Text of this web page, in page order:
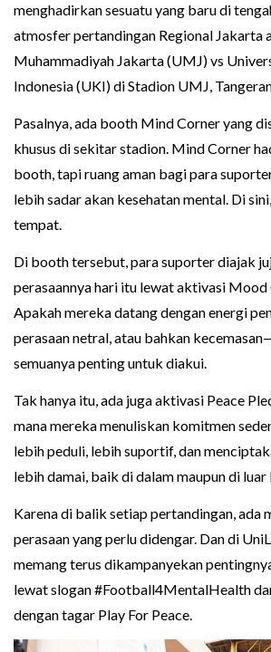
menghadirkan sesuatu yang baru di
atmosfer pertandingan Regional Jakarta
Muhammadiyah Jakarta (UMJ) vs
Indonesia (UKI) di Stadion UMJ,
Pasalnya, ada booth Mind Corner yang
khusus di sekitar stadion. Mind Corner
booth, tapi ruang aman bagi para
lebih sadar akan kesehatan mental. Di
tempat.
Di booth tersebut, para suporter diajak
perasaannya hari itu lewat aktivasi Mood
Apakah mereka datang dengan energi
perasaan netral, atau bahkan
semuanya penting untuk diakui.
Tak hanya itu, ada juga aktivasi Peace
mana mereka menuliskan komitmen
lebih peduli, lebih suportif, dan
lebih damai, baik di dalam maupun di luar
Karena di balik setiap pertandingan, ada
perasaan yang perlu didengar. Dan di
memang terus dikampanyekan
lewat slogan #Football4MentalHealth
dengan tagar Play For Peace.